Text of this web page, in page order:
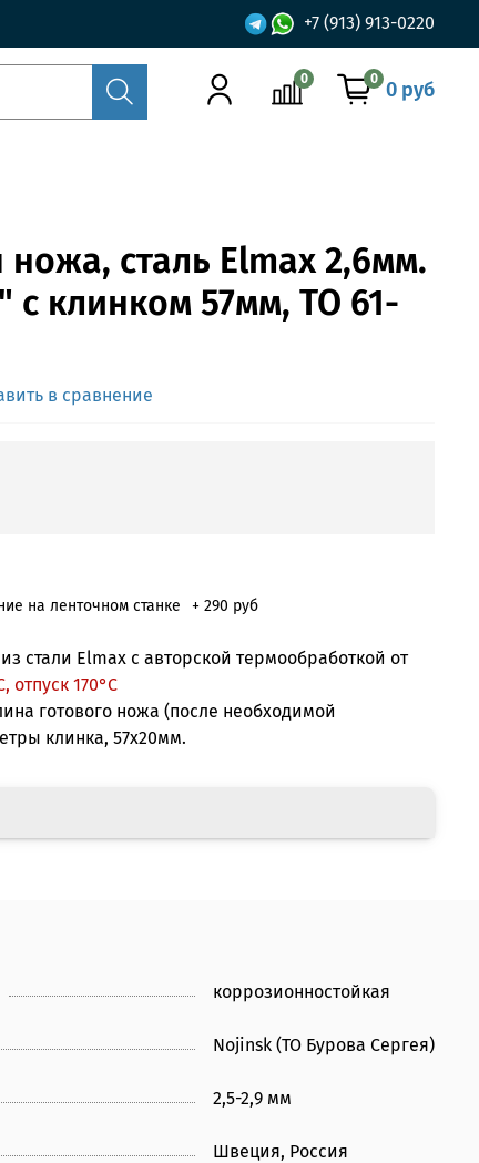
+7 (913) 913-0220
0 0 0 руб
ножа, сталь Elmax 2,6мм.
клинком 57мм, ТО 61-
в сравнение
на ленточном станке + 290 руб
стали Elmax с авторской термообработкой от
отпуск 170°С
готового ножа (после необходимой
клинка, 57х20мм.
коррозионностойкая
Nojinsk (ТО Бурова Сергея)
2,5-2,9 мм
Швеция, Россия